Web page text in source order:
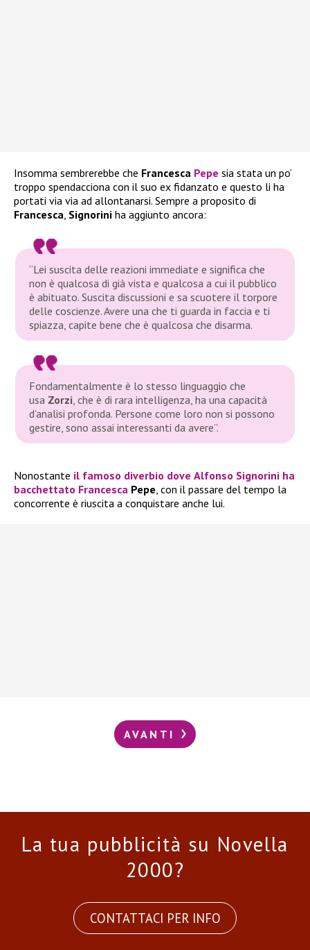
Insomma sembrerebbe che Francesca Pepe sia stata un po’
troppo spendacciona con il suo ex fidanzato e questo li ha
portati via via ad allontanarsi. Sempre a proposito di
Francesca Signorini ha aggiunto ancora:
“Lei suscita delle reazioni immediate e significa che
non è qualcosa di già vista e qualcosa a cui il pubblico
è abituato. Suscita discussioni e sa scuotere il torpore
delle coscienze. Avere una che ti guarda in faccia e ti
spiazza, capite bene che è qualcosa che disarma.
Fondamentalmente è lo stesso linguaggio che
usa Zorzi , che è di rara intelligenza, ha una capacità
d’analisi profonda. Persone come loro non si possono
gestire, sono assai interessanti da avere”.
Nonostante il famoso diverbio dove Alfonso Signorini ha
bacchettato Francesca Pepe , con il passare del tempo la
concorrente è riuscita a conquistare anche lui.
AVANTI
La tua pubblicità su Novella
2000?
CONTATTACI PER INFO